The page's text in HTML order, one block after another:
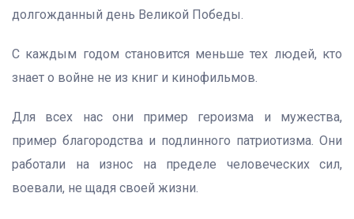
долгожданный день Великой Победы.
С каждым годом становится меньше тех людей, кто
знает о войне не из книг и кинофильмов.
Для всех нас они пример героизма и мужества,
пример благородства и подлинного патриотизма. Они
работали на износ на пределе человеческих сил,
воевали, не щадя своей жизни.